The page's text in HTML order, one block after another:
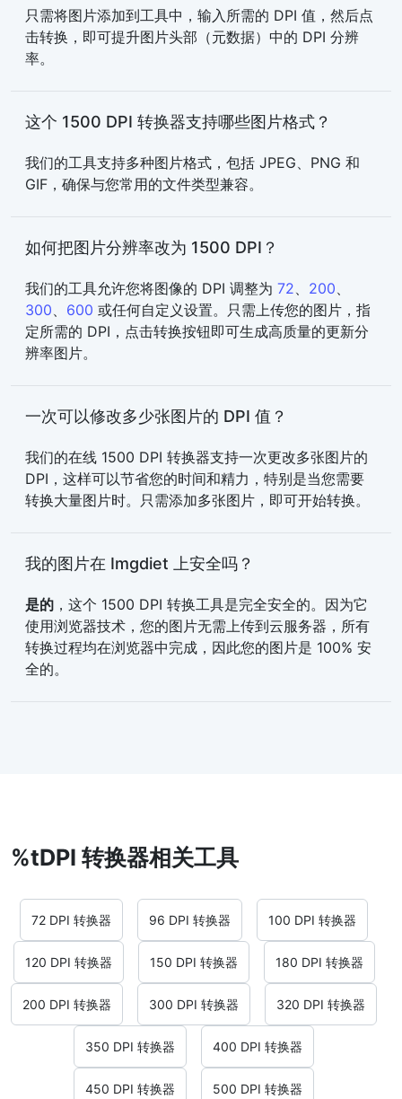
只需将图片添加到工具中，输入所需的 DPI 值，然后点
击转换，即可提升图片头部（元数据）中的 DPI 分辨
率。
这个 1500 DPI 转换器支持哪些图片格式？
我们的工具支持多种图片格式，包括 JPEG、PNG 和
GIF，确保与您常用的文件类型兼容。
如何把图片分辨率改为 1500 DPI？
我们的工具允许您将图像的 DPI 调整为 72、 200、
300、 600 或任何自定义设置。只需上传您的图片，指
定所需的 DPI，点击转换按钮即可生成高质量的更新分
辨率图片。
一次可以修改多少张图片的 DPI 值？
我们的在线 1500 DPI 转换器支持一次更改多张图片的
DPI，这样可以节省您的时间和精力，特别是当您需要
转换大量图片时。只需添加多张图片，即可开始转换。
我的图片在 Imgdiet 上安全吗？
是的 ，这个 1500 DPI 转换工具是完全安全的。因为它
使用浏览器技术，您的图片无需上传到云服务器，所有
转换过程均在浏览器中完成，因此您的图片是 100% 安
全的。
%tDPI 转换器相关工具
72 DPI 转换器 96 DPI 转换器 100 DPI 转换器
120 DPI 转换器 150 DPI 转换器 180 DPI 转换器
200 DPI 转换器 300 DPI 转换器 320 DPI 转换器
350 DPI 转换器 400 DPI 转换器
450 DPI 转换器 500 DPI 转换器